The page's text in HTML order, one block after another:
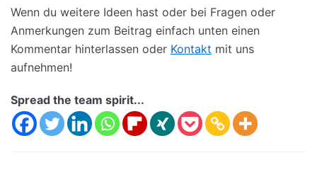
Wenn du weitere Ideen hast oder bei Fragen oder
Anmerkungen zum Beitrag einfach unten einen
Kommentar hinterlassen oder Kontakt mit uns
aufnehmen!
Spread the team spirit...